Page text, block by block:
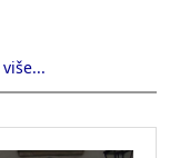
više...